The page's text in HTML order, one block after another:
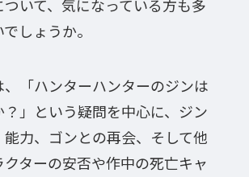
ついて、気になっている方も多
しょうか。
、「ハンターハンターのジンは
」という疑問を中心に、ジン
力、ゴンとの再会、そして他
ターの安否や作中の死亡キャ